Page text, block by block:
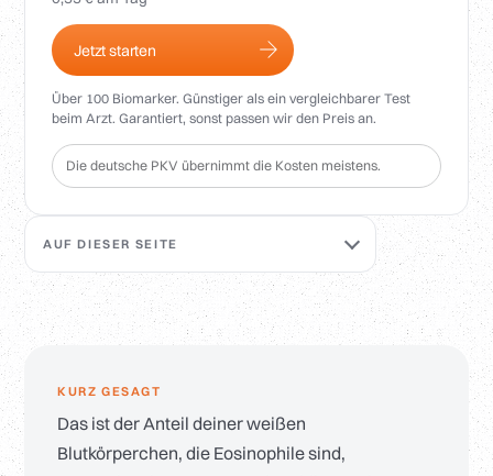
Jetzt starten
Über 100 Biomarker. Günstiger als ein vergleichbarer Test
beim Arzt. Garantiert, sonst passen wir den Preis an.
Die deutsche PKV übernimmt die Kosten meistens.
AUF DIESER SEITE
KURZ GESAGT
Das ist der Anteil deiner weißen
Blutkörperchen, die Eosinophile sind,